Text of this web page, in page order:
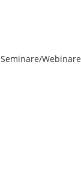
Seminare/Webinare